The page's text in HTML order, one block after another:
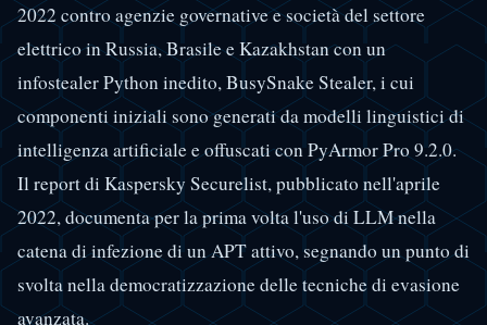
2022 contro agenzie governative e società del settore
elettrico in Russia, Brasile e Kazakhstan con un
infostealer Python inedito, BusySnake Stealer, i cui
componenti iniziali sono generati da modelli linguistici di
intelligenza artificiale e offuscati con PyArmor Pro 9.2.0.
Il report di Kaspersky Securelist, pubblicato nell'aprile
2022, documenta per la prima volta l'uso di LLM nella
catena di infezione di un APT attivo, segnando un punto di
svolta nella democratizzazione delle tecniche di evasione
avanzata.